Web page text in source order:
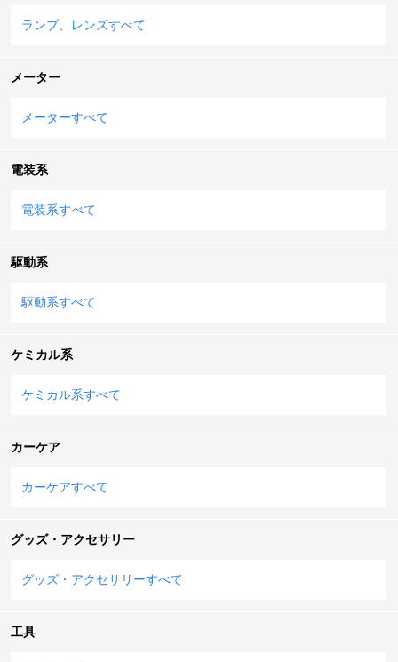
ランプ、レンズすべて
メーター
メーターすべて
電装系
電装系すべて
駆動系
駆動系すべて
ケミカル系
ケミカル系すべて
カーケア
カーケアすべて
グッズ・アクセサリー
グッズ・アクセサリーすべて
工具